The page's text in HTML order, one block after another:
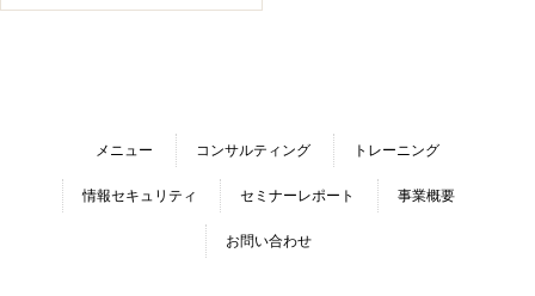
メニュー コンサルティング トレーニング
情報セキュリティ セミナーレポート 事業概要
お問い合わせ